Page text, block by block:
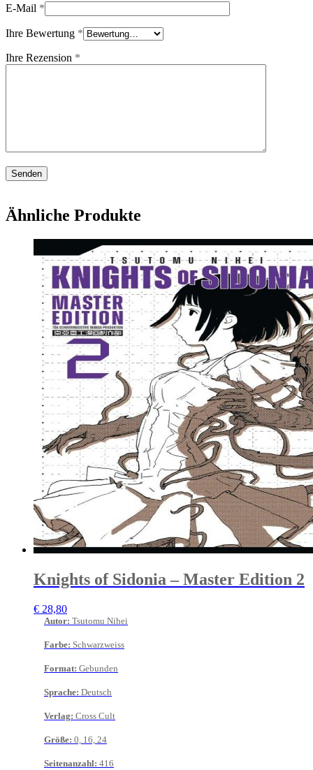
E-Mail *
Ihre Bewertung *
Ihre Rezension *
Ähnliche Produkte
Knights of Sidonia – Master Edition 2
€ 28,80
Autor: Tsutomu Nihei
Farbe: Schwarzweiss
Format: Gebunden
Sprache: Deutsch
Verlag: Cross Cult
Größe: 0, 16, 24
Seitenanzahl: 416